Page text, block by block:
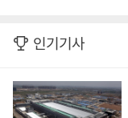
인기기사